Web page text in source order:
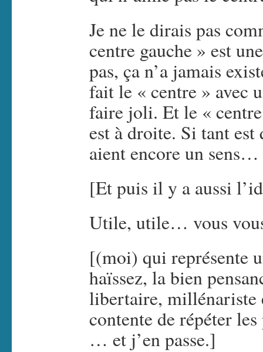
Je ne le dirais pas
centre gauche » est
pas, ça n’a jamais
fait le « centre » avec
faire joli. Et le «
est à droite. Si tant
aient encore un sens…
[Et puis il y a aussi
Utile, utile… vous
[(moi) qui représente
haïssez, la bien
libertaire, millénariste
contente de répéter
… et j’en passe.]